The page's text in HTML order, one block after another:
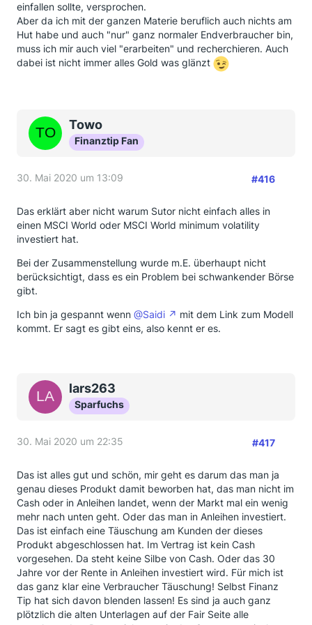
einfallen sollte, versprochen.
Aber da ich mit der ganzen Materie beruflich auch nichts am
Hut habe und auch "nur" ganz normaler Endverbraucher bin,
muss ich mir auch viel "erarbeiten" und recherchieren. Auch
dabei ist nicht immer alles Gold was glänzt
Towo
Finanztip Fan
30. Mai 2020 um 13:09 #416
Das erklärt aber nicht warum Sutor nicht einfach alles in
einen MSCI World oder MSCI World minimum volatility
investiert hat.
Bei der Zusammenstellung wurde m.E. überhaupt nicht
berücksichtigt, dass es ein Problem bei schwankender Börse
gibt.
Ich bin ja gespannt wenn @Saidi
mit dem Link zum Modell
kommt. Er sagt es gibt eins, also kennt er es.
lars263
Sparfuchs
30. Mai 2020 um 22:35 #417
Das ist alles gut und schön, mir geht es darum das man ja
genau dieses Produkt damit beworben hat, das man nicht im
Cash oder in Anleihen landet, wenn der Markt mal ein wenig
mehr nach unten geht. Oder das man in Anleihen investiert.
Das ist einfach eine Täuschung am Kunden der dieses
Produkt abgeschlossen hat. Im Vertrag ist kein Cash
vorgesehen. Da steht keine Silbe von Cash. Oder das 30
Jahre vor der Rente in Anleihen investiert wird. Für mich ist
das ganz klar eine Verbraucher Täuschung! Selbst Finanz
Tip hat sich davon blenden lassen! Es sind ja auch ganz
plötzlich die alten Unterlagen auf der Fair Seite alle